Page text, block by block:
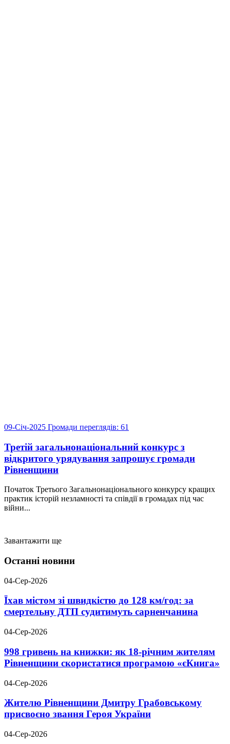
09-Січ-2025 Громади переглядів: 61
Третій загальнонаціональний конкурс з
відкритого урядування запрошує громади
Рівненщини
Початок Третього Загальнонаціонального конкурсу кращих
практик історій незламності та співдії в громадах під час
війни...
Завантажити ще
Останні новини
04-Сер-2026
Їхав містом зі швидкістю до 128 км/год: за
смертельну ДТП судитимуть сарненчанина
04-Сер-2026
998 гривень на книжки: як 18-річним жителям
Рівненщини скористатися програмою «єКнига»
04-Сер-2026
Жителю Рівненщини Дмитру Грабовському
присвоєно звання Героя України
04-Сер-2026